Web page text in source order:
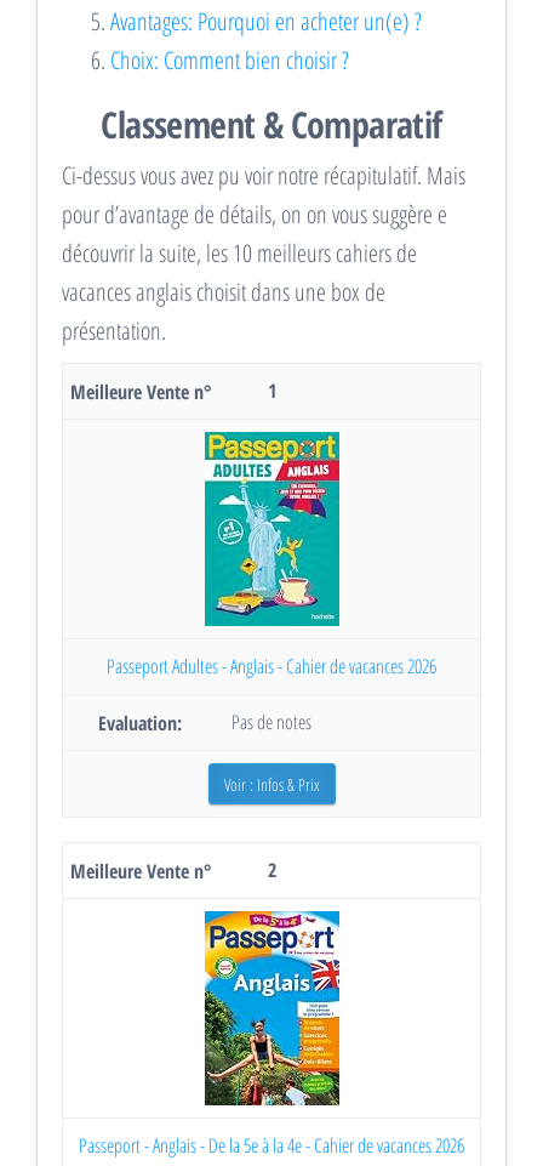
Avantages: Pourquoi en acheter un(e) ?
Choix: Comment bien choisir ?
Classement & Comparatif
Ci-dessus vous avez pu voir notre récapitulatif. Mais
pour d’avantage de détails, on on vous suggère e
découvrir la suite, les 10 meilleurs cahiers de
vacances anglais choisit dans une box de
présentation.
1
Passeport Adultes - Anglais - Cahier de vacances 2026
Pas de notes
Voir : Infos & Prix
2
Passeport - Anglais - De la 5e à la 4e - Cahier de vacances 2026